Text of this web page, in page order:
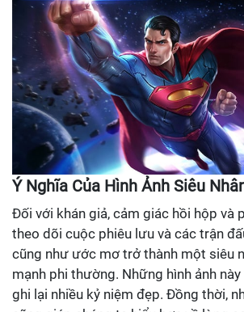
Ý Nghĩa Của Hình Ảnh Siêu
Đối với khán giả, cảm giác hồi hộp và
theo dõi cuộc phiêu lưu và các trận
cũng như ước mơ trở thành một siêu
mạnh phi thường. Những hình ảnh này
ghi lại nhiều kỷ niệm đẹp. Đồng thời,